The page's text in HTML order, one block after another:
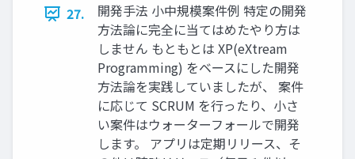
27.
開発手法 小中規模案件例 特定の開発
方法論に完全に当てはめたやり方は
しません もともとは XP(eXtream
Programming) をベースにした開発
方法論を実践していましたが、 案件
に応じて SCRUM を行ったり、小さ
い案件はウォーターフォールで開発
します。 アプリは定期リリース、そ